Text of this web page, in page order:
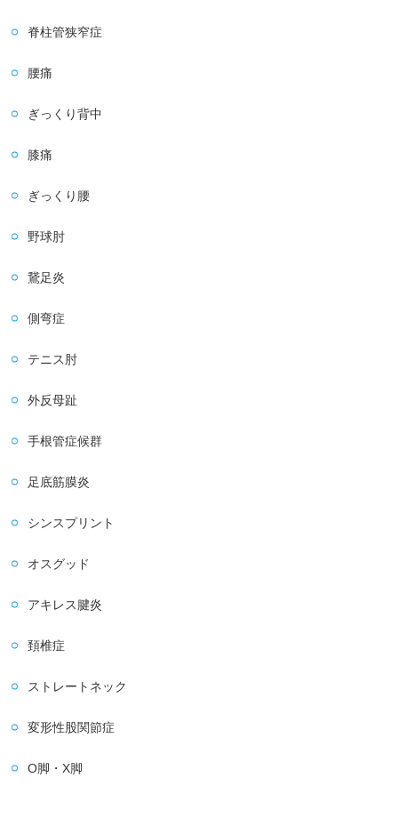
脊柱管狭窄症
腰痛
ぎっくり背中
膝痛
ぎっくり腰
野球肘
鵞足炎
側弯症
テニス肘
外反母趾
手根管症候群
足底筋膜炎
シンスプリント
オスグッド
アキレス腱炎
頚椎症
ストレートネック
変形性股関節症
O脚・X脚